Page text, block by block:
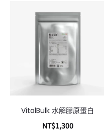
VitalBulk 水解膠原蛋白
NT$1,300